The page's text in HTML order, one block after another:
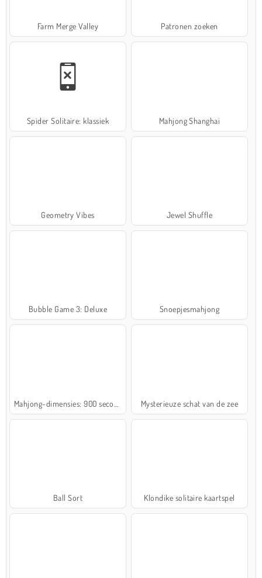
Farm Merge Valley Patronen zoeken
Spider Solitaire: klassiek Mahjong Shanghai
Geometry Vibes Jewel Shuffle
Bubble Game 3: Deluxe Snoepjesmahjong
Mysterieuze schat van de zee
Ball Sort Klondike solitaire kaartspel